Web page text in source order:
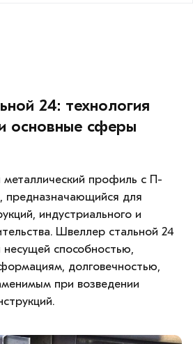
24: технология
основные сферы
профиль с П-
предназначающийся для
индустриального и
Швеллер стальной 24
несущей способностью,
долговечностью,
при возведении